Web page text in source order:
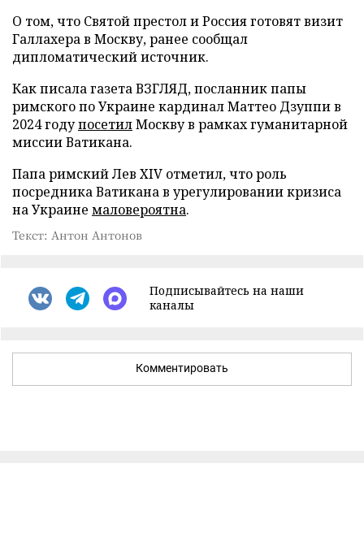
О том, что Святой престол и Россия готовят визит
Галлахера в Москву, ранее сообщал
дипломатический источник.
Как писала газета ВЗГЛЯД, посланник папы
римского по Украине кардинал Маттео Дзуппи в
2024 годупосетилМоскву в рамках гуманитарной
миссии Ватикана.
Папа римский Лев XIV отметил, что роль
посредника Ватикана в урегулировании кризиса
на Украине маловероятна.
Текст: Антон Антонов
Подписывайтесь на наши
каналы
Комментировать